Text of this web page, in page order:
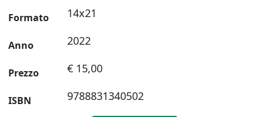
Formato 14x21
Anno 2022
Prezzo € 15,00
ISBN 9788831340502